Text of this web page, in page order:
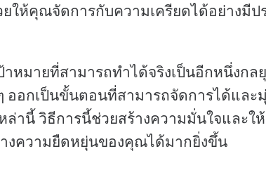
ให้คุณจัดการกับความเครียดได้อย่างมี
าหมายที่สามารถทำได้จริงเป็นอีกหนึ่งก
ออกเป็นขั้นตอนที่สามารถจัดการได้และมุ่
ล่านี้ วิธีการนี้ช่วยสร้างความมั่นใจและใ
างความยืดหยุ่นของคุณได้มากยิ่งขึ้น